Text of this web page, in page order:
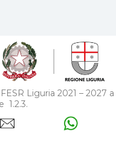
Liguria 2021 – 2027 a
1.2.3.
di digitalizzazione nelle